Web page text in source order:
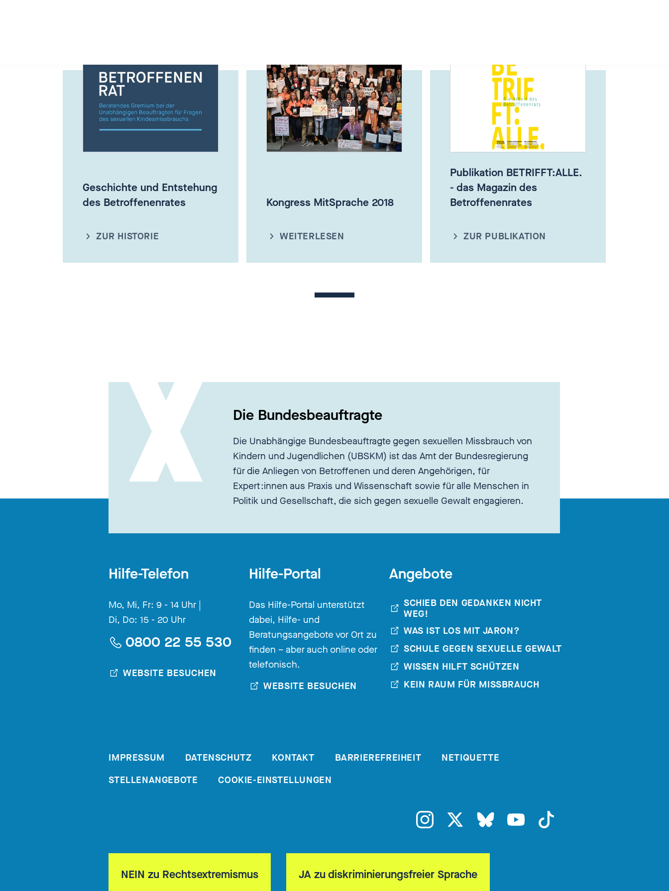
Geschichte und Entstehung
des Betroffenenrates
ZUR HISTORIE
Kongress MitSprache 2018
WEITERLESEN
Publikation BETRIFFT:ALLE.
- das Magazin des
Betroffenenrates
ZUR PUBLIKATION
Die Bundesbeauftragte
Die Unabhängige Bundesbeauftragte gegen sexuellen Missbrauch von
Kindern und Jugendlichen (UBSKM) ist das Amt der Bundesregierung
für die Anliegen von Betroffenen und deren Angehörigen, für
Expert:innen aus Praxis und Wissenschaft sowie für alle Menschen in
Politik und Gesellschaft, die sich gegen sexuelle Gewalt engagieren.
Hilfe-Telefon
Mo, Mi, Fr: 9 - 14 Uhr |
Di, Do: 15 - 20 Uhr
0800 22 55 530
WEBSITE BESUCHEN
Hilfe-Portal
Das Hilfe-Portal unterstützt
dabei, Hilfe- und
Beratungsangebote vor Ort zu
finden – aber auch online oder
telefonisch.
WEBSITE BESUCHEN
Angebote
SCHIEB DEN GEDANKEN NICHT
WEG!
WAS IST LOS MIT JARON?
SCHULE GEGEN SEXUELLE GEWALT
WISSEN HILFT SCHÜTZEN
KEIN RAUM FÜR MISSBRAUCH
IMPRESSUM DATENSCHUTZ KONTAKT BARRIEREFREIHEIT
NETIQUETTE
STELLENANGEBOTE
COOKIE-EINSTELLUNGEN
NEIN zu Rechtsextremismus JA zu diskriminierungsfreier Sprache